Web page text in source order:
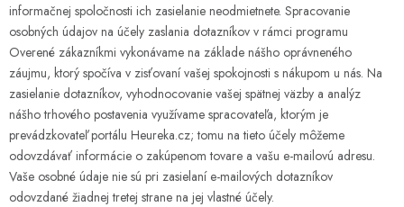
informačnej spoločnosti ich zasielanie neodmietnete. Spracovanie
osobných údajov na účely zaslania dotazníkov v rámci programu
Overené zákazníkmi vykonávame na základe nášho oprávneného
záujmu, ktorý spočíva v zisťovaní vašej spokojnosti s nákupom u nás. Na
zasielanie dotazníkov, vyhodnocovanie vašej spätnej väzby a analýz
nášho trhového postavenia využívame spracovateľa, ktorým je
prevádzkovateľ portálu Heureka.cz; tomu na tieto účely môžeme
odovzdávať informácie o zakúpenom tovare a vašu e-mailovú adresu.
Vaše osobné údaje nie sú pri zasielaní e-mailových dotazníkov
odovzdané žiadnej tretej strane na jej vlastné účely.